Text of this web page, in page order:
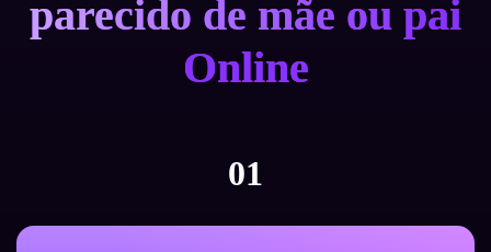
parecido de mãe ou pai
Online
01